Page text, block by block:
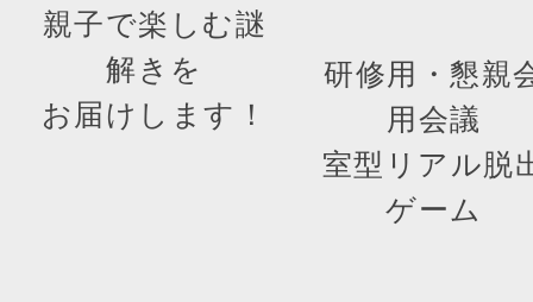
親子で楽しむ謎
解きを
お届けします！
研修用・懇親
用会議
室型リアル脱
ゲーム